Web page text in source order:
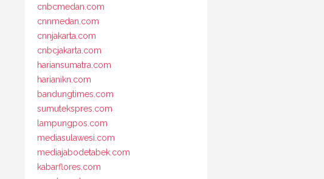
cnbcmedan.com
cnnmedan.com
cnnjakarta.com
cnbcjakarta.com
hariansumatra.com
harianikn.com
bandungtimes.com
sumutekspres.com
lampungpos.com
mediasulawesi.com
mediajabodetabek.com
kabarflores.com